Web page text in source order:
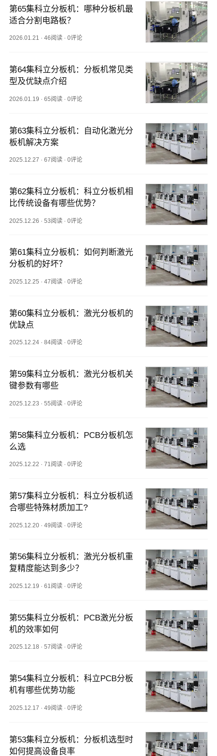
第65集科立分板机：哪种分板机最
适合分割电路板？
2026.01.21 ·46阅读 ·0评论
第64集科立分板机：分板机常见类
型及优缺点介绍
2026.01.19 ·65阅读 ·0评论
第63集科立分板机：自动化激光分
板机解决方案
2025.12.27 ·67阅读 ·0评论
第62集科立分板机：科立分板机相
比传统设备有哪些优势？
2025.12.26 ·53阅读 ·0评论
第61集科立分板机：如何判断激光
分板机的好坏？
2025.12.25 ·47阅读 ·0评论
第60集科立分板机：激光分板机的
优缺点
2025.12.24 ·84阅读 ·0评论
第59集科立分板机：激光分板机关
键参数有哪些
2025.12.23 ·55阅读 ·0评论
第58集科立分板机：PCB分板机怎
么选
2025.12.22 ·71阅读 ·0评论
第57集科立分板机：科立分板机适
合哪些特殊材质加工?
2025.12.20 ·49阅读 ·0评论
第56集科立分板机：激光分板机重
复精度能达到多少？
2025.12.19 ·61阅读 ·0评论
第55集科立分板机：PCB激光分板
机的效率如何
2025.12.18 ·57阅读 ·0评论
第54集科立分板机：科立PCB分板
机有哪些优势功能
2025.12.17 ·49阅读 ·0评论
第53集科立分板机：分板机选型时
如何提高设备良率